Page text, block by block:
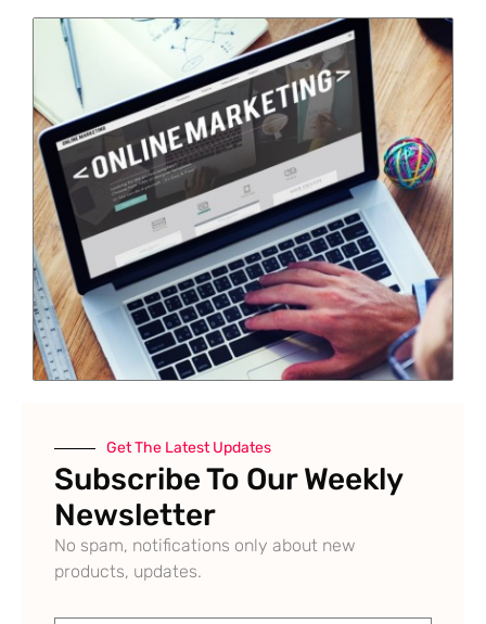
Get The Latest Updates
Subscribe To Our Weekly
Newsletter
No spam, notifications only about new
products, updates.